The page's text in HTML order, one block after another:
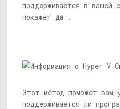
поддерживается в вашей
покажет да .
Этот метод поможет вам
поддерживается ли